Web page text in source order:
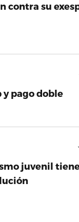
contra su
y pago doble
juvenil